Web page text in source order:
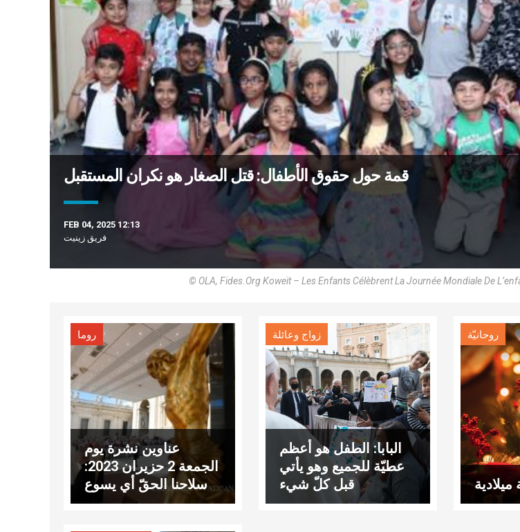
قمة حول حقوق الأطفال: قتل الصغار هو نكران المستقبل
FEB 04, 2025 12:13
فريق زينيت
© OLA, Fides.Org Koweït – Les Enfants Célèbrent La Journée Mondiale De
روما
عناوين نشرة يوم
الجمعة 2 حزيران 2023:
سلاحنا الحقّ أي يسوع
زواج وعائلة
البابا: الطفل هو أعظم
عطيّة للجميع وهو يأتي
قبل كلّ شيء
روحانيّة